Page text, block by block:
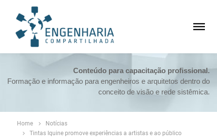
Conteúdo para capacitação profissional.
Formação e informação para engenheiros e arquitetos dentro do
conceito de visão e rede sistêmica.
Home
Notícias
Tintas Iquine promove experiências a artistas e ao público